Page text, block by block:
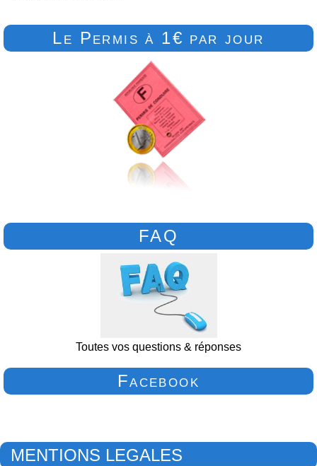
Le Permis à 1€ par jour
FAQ
Toutes vos questions & réponses
Facebook
MENTIONS LEGALES